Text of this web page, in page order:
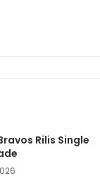
Rilis Single